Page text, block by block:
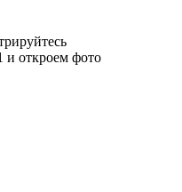
и откроем фото